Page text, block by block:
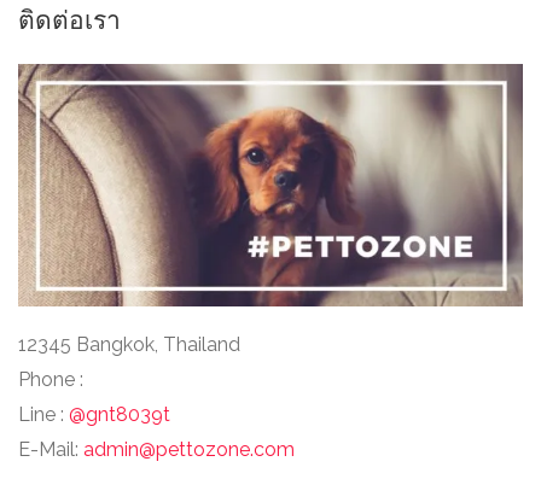
ติดต่อเรา
12345 Bangkok, Thailand
Phone :
Line : @gnt8039t
E-Mail: admin@pettozone.com